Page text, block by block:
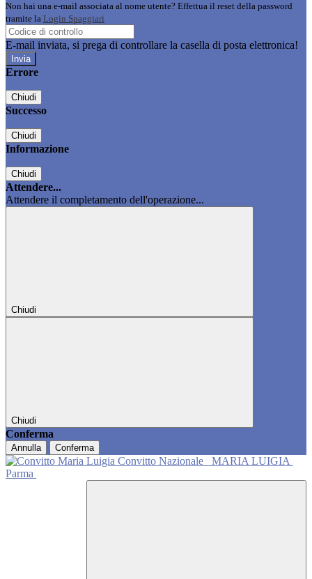
Non hai una e-mail associata al nome utente? Effettua il reset della password
tramite la Login Spaggiari
E-mail inviata, si prega di controllare la casella di posta elettronica!
Errore
Chiudi
Successo
Chiudi
Informazione
Chiudi
Attendere...
Attendere il completamento dell'operazione...
Chiudi
Chiudi
Conferma
Annulla Conferma
Convitto Nazionale
MARIA LUIGIA
Parma